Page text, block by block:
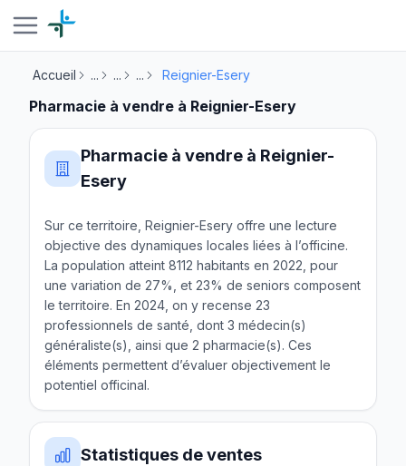
Accueil ... ... ... Reignier-Esery
Pharmacie à vendre à Reignier-Esery
Pharmacie à vendre à Reignier-
Esery
Sur ce territoire, Reignier-Esery offre une lecture
objective des dynamiques locales liées à l’officine.
La population atteint 8112 habitants en 2022, pour
une variation de 27%, et 23% de seniors composent
le territoire. En 2024, on y recense 23
professionnels de santé, dont 3 médecin(s)
généraliste(s), ainsi que 2 pharmacie(s). Ces
éléments permettent d’évaluer objectivement le
potentiel officinal.
Statistiques de ventes